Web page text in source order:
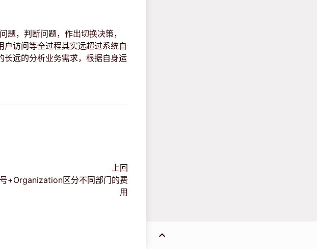
题，判断问题，作出切换决策，
访问等全过程其实远超过系统自
长远的分析业务需求，根据自身运
上回
+Organization区分不同部门的费
用
keyboard_arrow_up